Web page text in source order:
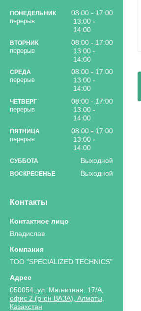
ПОНЕДЕЛЬНИК 08:00
17:00
13:00
14:00
ВТОРНИК 08:00
17:00
13:00
14:00
СРЕДА 08:00
17:00
13:00
14:00
ЧЕТВЕРГ 08:00
17:00
13:00
14:00
ПЯТНИЦА 08:00
17:00
13:00
14:00
СУББОТА Выходной
ВОСКРЕСЕНЬЕ Выходной
Контакты
Владислав
ТОО "SPECIALIZED TECHNICS"
050054, ул. Магнитная, 17/А,
офис 2 (р-он ВАЗА), Алматы,
Казахстан